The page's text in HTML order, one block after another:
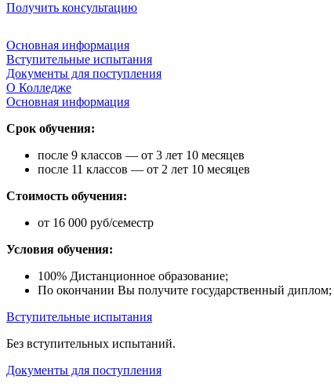
Получить консультацию
Основная информация
Вступительные испытания
Документы для поступления
О Колледже
Основная информация
Срок обучения:
после 9 классов — от 3 лет 10 месяцев
после 11 классов — от 2 лет 10 месяцев
Стоимость обучения:
от 16 000 руб/семестр
Условия обучения:
100% Дистанционное образование;
По окончании Вы получите государственный диплом;
Вступительные испытания
Без вступительных испытаний.
Документы для поступления